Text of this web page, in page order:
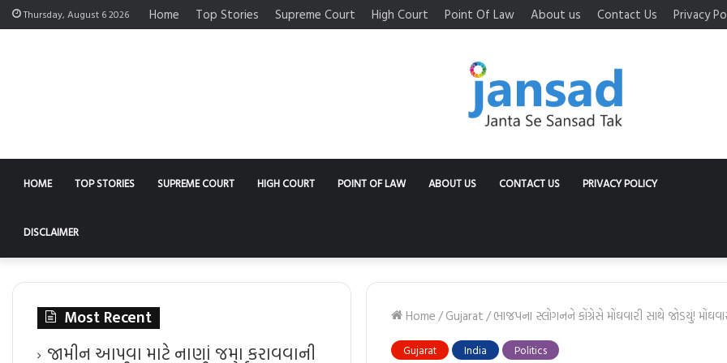
Thursday, August 6 2026 Home Top Stories Supreme Court High Court Point Of Law About us Contact Us Privacy
HOME TOP STORIES SUPREME COURT HIGH COURT POINT OF LAW ABOUT US CONTACT US PRIVACY POLICY
DISCLAIMER
Home/Gujarat/ભાજપના સ્લોગનને કોંગ્રેસે મોંઘવારી સાથે જોડયું!
Gujarat India Politics
Most Recent
જામીન આપવા માટે નાણાં જમા કરાવવાની